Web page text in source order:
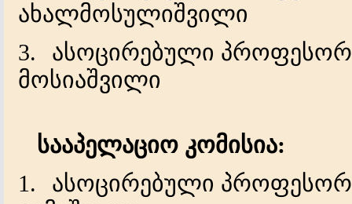
ახალმოსულიშვილი
3.
ასოცირებული
მოსიაშვილი
სააპელაციო კომისია:
1.
ასოცირებული